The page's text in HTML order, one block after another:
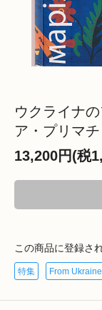
ウクライナ
ア・プリマ
13,200円(税
この商品に登録さ
特集 From